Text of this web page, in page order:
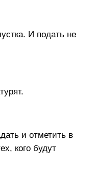
И подать не
и отметить в
кого будут